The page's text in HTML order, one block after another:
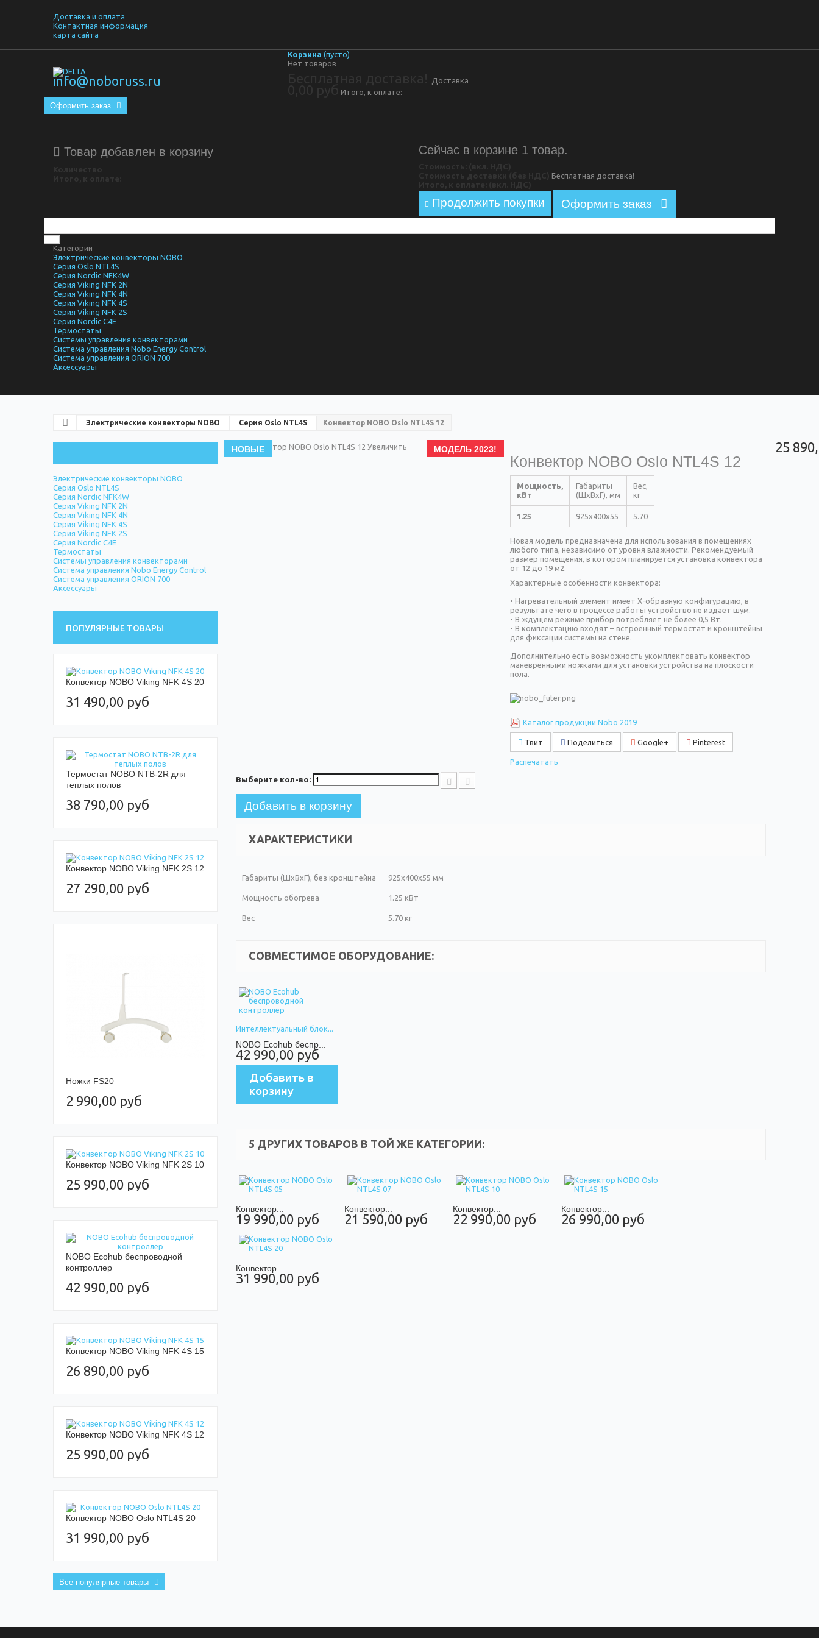
Доставка и оплата
Контактная информация
карта сайта
info@noboruss.ru
Корзина (пусто)
Нет товаров
Доставка
Итого, к оплате:
Оформить заказ
Товар добавлен в корзину Сейчас в корзине 1 товар.
Бесплатная доставка!
Продолжить покупки Оформить заказ
Категории
Электрические конвекторы NOBO
Серия Oslo NTL4S
Серия Nordic NFK4W
Серия Viking NFK 2N
Серия Viking NFK 4N
Серия Viking NFK 4S
Серия Viking NFK 2S
Серия Nordic C4E
Термостаты
Системы управления конвекторами
Система управления Nobo Energy Control
Система управления ORION 700
Аксессуары
Электрические конвекторы NOBO Серия Oslo NTL4S Конвектор NOBO Oslo NTL4S 12
Электрические конвекторы NOBO
Серия Oslo NTL4S
Серия Nordic NFK4W
Серия Viking NFK 2N
Серия Viking NFK 4N
Серия Viking NFK 4S
Серия Viking NFK 2S
Серия Nordic C4E
Термостаты
Системы управления конвекторами
Система управления Nobo Energy Control
Система управления ORION 700
Аксессуары
ПОПУЛЯРНЫЕ ТОВАРЫ
Конвектор NOBO Viking NFK 4S 20
31 490,00 руб
Термостат NOBO NTB-2R для
теплых полов
38 790,00 руб
Конвектор NOBO Viking NFK 2S 12
27 290,00 руб
Ножки FS20
2 990,00 руб
Конвектор NOBO Viking NFK 2S 10
25 990,00 руб
NOBO Ecohub беспроводной
контроллер
42 990,00 руб
Конвектор NOBO Viking NFK 4S 15
26 890,00 руб
Конвектор NOBO Viking NFK 4S 12
25 990,00 руб
Конвектор NOBO Oslo NTL4S 20
31 990,00 руб
Все популярные товары
НОВЫЕ МОДЕЛЬ 2023!
Увеличить
Конвектор NOBO Oslo NTL4S 12
Мощность,
кВт
Габариты
(ШхВхГ), мм
Вес,
кг
1.25 925x400x55 5.70
Новая модель предназначена для использования в помещениях
любого типа, независимо от уровня влажности. Рекомендуемый
размер помещения, в котором планируется установка конвектора
от 12 до 19 м2.
Характерные особенности конвектора:
• Нагревательный элемент имеет Х-образную конфигурацию, в
результате чего в процессе работы устройство не издает шум.
• В ждущем режиме прибор потребляет не более 0,5 Вт.
• В комплектацию входят – встроенный термостат и кронштейны
для фиксации системы на стене.
Дополнительно есть возможность укомплектовать конвектор
маневренными ножками для установки устройства на плоскости
пола.
Каталог продукции Nobo 2019
Твит Поделиться Google+ Pinterest
Распечатать
25
Выберите кол-во:
Добавить в корзину
ХАРАКТЕРИСТИКИ
Габариты (ШxВxГ), без кронштейна 925x400x55 мм
Мощность обогрева 1.25 кВт
Вес 5.70 кг
СОВМЕСТИМОЕ ОБОРУДОВАНИЕ:
Интеллектуальный блок...
NOBO Ecohub беспр...
42 990,00 руб
Добавить в
корзину
5 ДРУГИХ ТОВАРОВ В ТОЙ ЖЕ КАТЕГОРИИ:
Конвектор...
19 990,00 руб
Конвектор...
21 590,00 руб
Конвектор...
22 990,00 руб
Конвектор...
26 990,00 руб
Конвектор...
31 990,00 руб